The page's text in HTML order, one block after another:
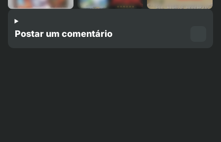
Postar um comentário